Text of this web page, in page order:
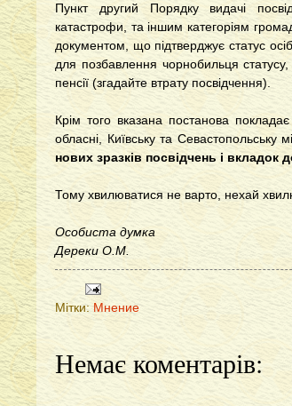
Пункт другий Порядку видачі
катастрофи, та іншим категоріям
документом, що підтверджує статус
для позбавлення чорнобильця
пенсії (згадайте втрату посвідчення).
Крім того вказана постанова
обласні, Київську та Севастопольську
нових зразків посвідчень і вкладок
Тому хвилюватися не варто, нехай
Особиста думка
Дереки О.М.
Мітки: Мнение
Немає коментарів: